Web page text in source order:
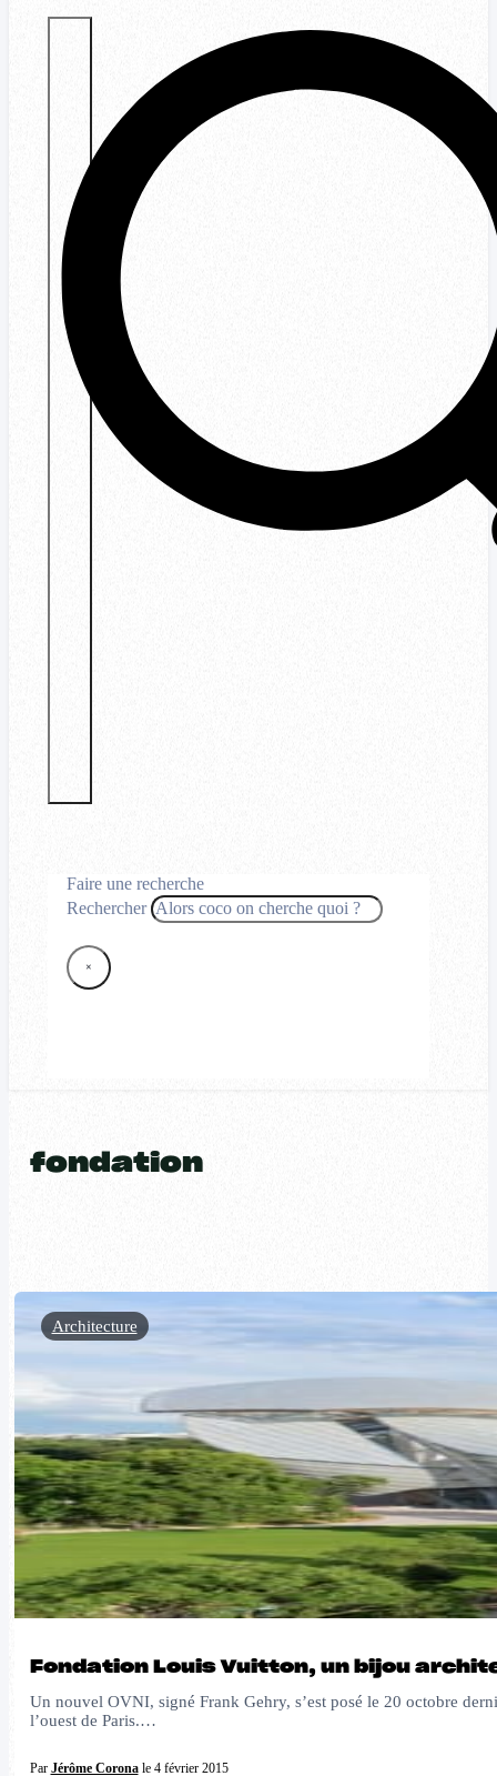
Faire une recherche
Rechercher
×
fondation
Fondation Louis Vuitton, un bijou
Un nouvel OVNI, signé Frank Gehry, s’est posé le 20 octobre
l’ouest de Paris.…
Par Jérôme Coronale 4 février 2015
Architecture